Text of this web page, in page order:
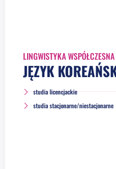
LINGWISTYKA WSPÓŁCZESNA
JĘZYK
studia licencjackie
studia stacjonarne/niestacjonarne